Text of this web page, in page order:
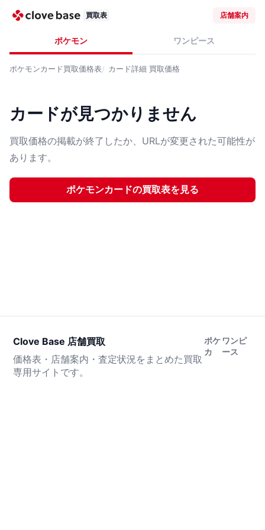
買取表 店舗案内
ポケモン ワンピース
ポケモンカード買取価格表 カード詳細 買取価格
カードが見つかりません
買取価格の掲載が終了したか、URLが変更された可能性が
あります。
ポケモンカードの買取表を見る
Clove Base 店舗買取
価格表・店舗案内・査定状況をまとめた買取
専用サイトです。
ポケ
カ
ワンピ
ース